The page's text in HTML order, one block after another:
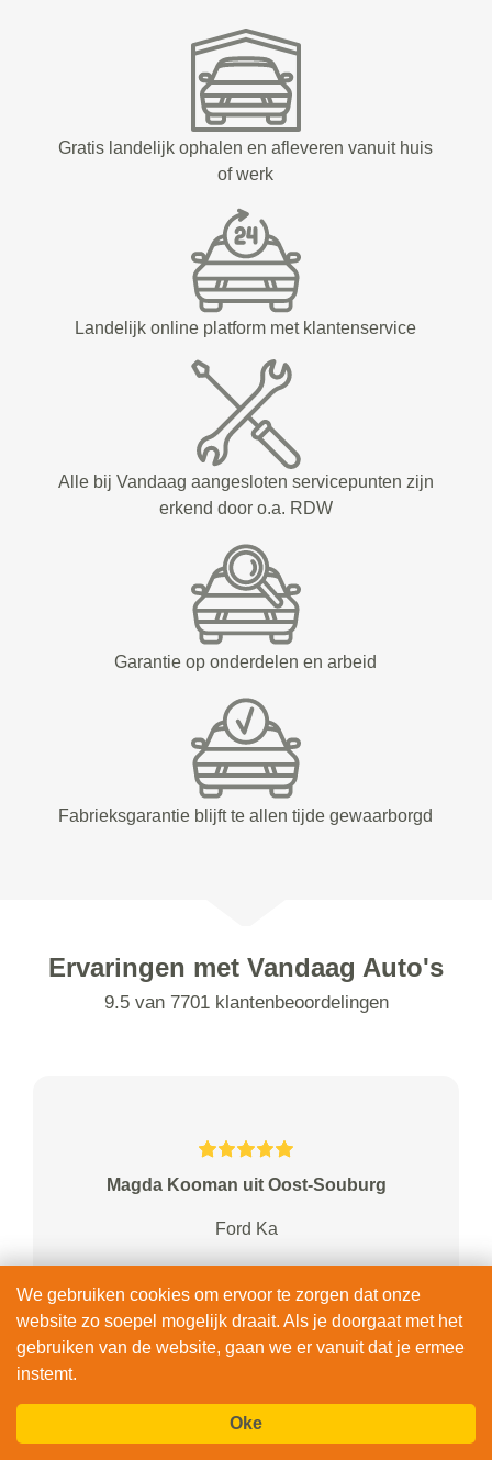
Gratis landelijk ophalen en afleveren vanuit huis
of werk
Landelijk online platform met klantenservice
Alle bij Vandaag aangesloten servicepunten zijn
erkend door o.a. RDW
Garantie op onderdelen en arbeid
Fabrieksgarantie blijft te allen tijde gewaarborgd
Ervaringen met Vandaag Auto's
9.5 van 7701 klantenbeoordelingen
Magda Kooman uit Oost-Souburg
Ford Ka
raden
Bekijk al onze 7701 beoordelingen
We gebruiken cookies om ervoor te zorgen dat onze
website zo soepel mogelijk draait. Als je doorgaat met het
gebruiken van de website, gaan we er vanuit dat je ermee
instemt.
Oke